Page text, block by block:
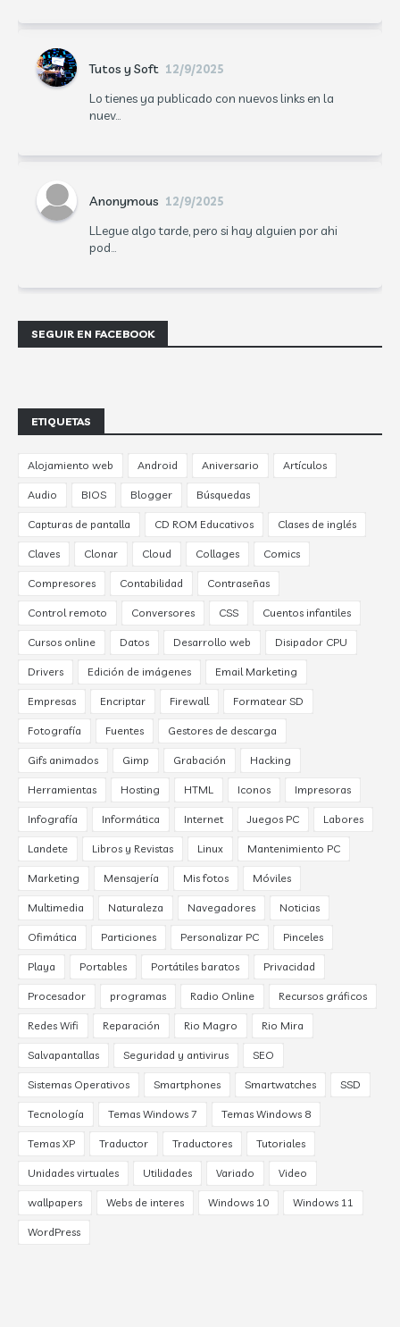
Tutos y Soft 12/9/2025
Lo tienes ya publicado con nuevos links en la
nuev...
Anonymous 12/9/2025
LLegue algo tarde, pero si hay alguien por ahi
pod...
SEGUIR EN FACEBOOK
ETIQUETAS
Alojamiento web Android Aniversario Artículos
Audio BIOS Blogger Búsquedas
Capturas de pantalla CD ROM Educativos Clases de inglés
Claves Clonar Cloud Collages Comics
Compresores Contabilidad Contraseñas
Control remoto Conversores CSS Cuentos infantiles
Cursos online Datos Desarrollo web Disipador CPU
Drivers Edición de imágenes Email Marketing
Empresas Encriptar Firewall Formatear SD
Fotografía Fuentes Gestores de descarga
Gifs animados Gimp Grabación Hacking
Herramientas Hosting HTML Iconos Impresoras
Infografía Informática Internet Juegos PC Labores
Landete Libros y Revistas Linux Mantenimiento PC
Marketing Mensajería Mis fotos Móviles
Multimedia Naturaleza Navegadores Noticias
Ofimática Particiones Personalizar PC Pinceles
Playa Portables Portátiles baratos Privacidad
Procesador programas Radio Online Recursos gráficos
Redes Wifi Reparación Rio Magro Rio Mira
Salvapantallas Seguridad y antivirus SEO
Sistemas Operativos Smartphones Smartwatches SSD
Tecnología Temas Windows 7 Temas Windows 8
Temas XP Traductor Traductores Tutoriales
Unidades virtuales Utilidades Variado Video
wallpapers Webs de interes Windows 10 Windows 11
WordPress